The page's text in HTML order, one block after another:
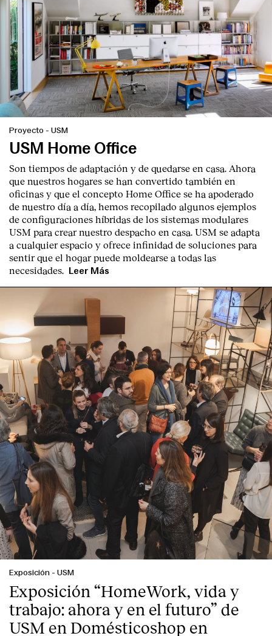
English Italiano Català
Proyecto - USM
USM Home Office
Son tiempos de adaptación y de quedarse en casa. Ahora
que nuestros hogares se han convertido también en
oficinas y que el concepto Home Office se ha apoderado
de nuestro día a día, hemos recopilado algunos ejemplos
de configuraciones híbridas de los sistemas modulares
USM para crear nuestro despacho en casa. USM se adapta
a cualquier espacio y ofrece infinidad de soluciones para
sentir que el hogar puede moldearse a todas las
necesidades.
Leer Más
Exposición - USM
Exposición “HomeWork, vida y
trabajo: ahora y en el futuro” de
USM en Domésticoshop en